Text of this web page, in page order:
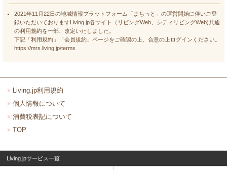
2021年11月22日の地域情報プラットフォーム「まちっと」の運営開始に伴いご登
録いただいておりますLiving.jp各サイト（リビングWeb、シティリビングWeb)共通
の利用規約を一部、改定いたしました。
下記「利用規約」「会員規約」ページをご確認の上、合意の上ログインください。
https://mrs.living.jp/terms
Living.jp利用規約
個人情報について
消費税表記について
TOP
Living.jpサービス一覧